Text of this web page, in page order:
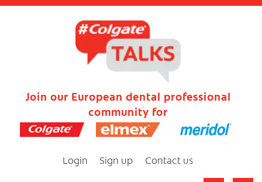
Join our European dental professional
community for
Login Sign up Contact us